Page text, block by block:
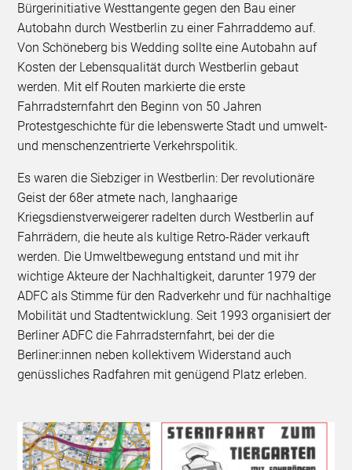
Bürgerinitiative Westtangente gegen den Bau einer
Autobahn durch Westberlin zu einer Fahrraddemo auf.
Von Schöneberg bis Wedding sollte eine Autobahn auf
Kosten der Lebensqualität durch Westberlin gebaut
werden. Mit elf Routen markierte die erste
Fahrradsternfahrt den Beginn von 50 Jahren
Protestgeschichte für die lebenswerte Stadt und umwelt-
und menschenzentrierte Verkehrspolitik.
Es waren die Siebziger in Westberlin: Der revolutionäre
Geist der 68er atmete nach, langhaarige
Kriegsdienstverweigerer radelten durch Westberlin auf
Fahrrädern, die heute als kultige Retro-Räder verkauft
werden. Die Umweltbewegung entstand und mit ihr
wichtige Akteure der Nachhaltigkeit, darunter 1979 der
ADFC als Stimme für den Radverkehr und für nachhaltige
Mobilität und Stadtentwicklung. Seit 1993 organisiert der
Berliner ADFC die Fahrradsternfahrt, bei der die
Berliner:innen neben kollektivem Widerstand auch
genüssliches Radfahren mit genügend Platz erleben.